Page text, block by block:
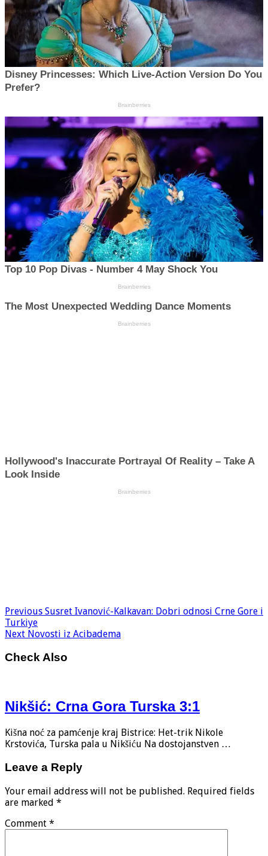
Previous Susret Ivanović-Kalkavan: Dobri odnosi Crne Gore i
Turkiye
Next Novosti iz Acibadema
Check Also
Nikšić: Crna Gora Turska 3:1
Kišna noć za pamćenje kraj Bistrice: Het-trik Nikole
Krstovića, Turska pala u Nikšiću Na dostojanstven …
Leave a Reply
Your email address will not be published. Required fields
are marked *
Comment *